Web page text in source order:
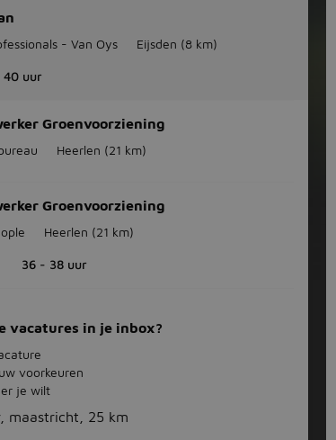
- Van Oys Eijsden (8 km)
40 uur
Groenvoorziening
Heerlen (21 km)
Groenvoorziening
Heerlen (21 km)
36 - 38 uur
vacatures in je inbox?
voorkeuren
je wilt
maastricht, 25 km